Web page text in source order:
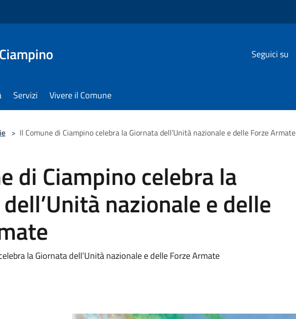
Seguici su
Servizi Vivere il Comune
> Il Comune di Ciampino celebra la Giornata dell’Unità nazionale e delle Forze Armate
di Ciampino celebra la
nazionale e delle
la Giornata dell’Unità nazionale e delle Forze Armate